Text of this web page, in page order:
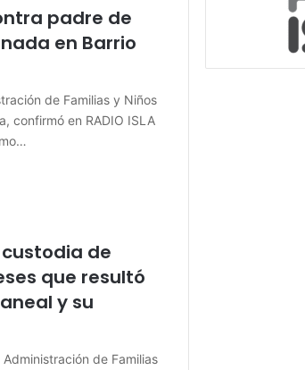
padre de
en Barrio
de Familias y Niños
confirmó en RADIO ISLA
de
que resultó
y su
de Familias